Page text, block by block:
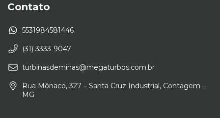
Contato
5531984581446
(31) 3333-9047
turbinasdeminas@megaturbos.com.br
Rua Mônaco, 327 – Santa Cruz Industrial, Contagem –
MG